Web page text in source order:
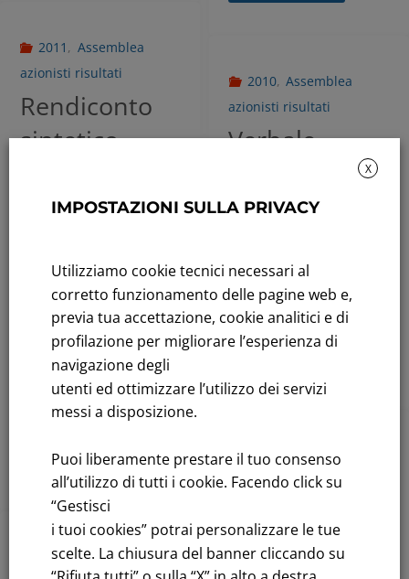
2011 , Assemblea
azionisti risultati
Rendiconto
sintetico
votazioni
a ordinaria e
straordinaria
del
29.04.2011
Maggio 3, 2011
Leggi tutto
2010, Assemblea
azionisti risultati
Verbale
degli azionisti
2010
Maggio 13, 2010
Leggi tutto
2009,Assemblea
azionisti risultati
assemblea
2008,Assemblea
X
IMPOSTAZIONI SULLA PRIVACY
Utilizziamo cookie tecnici necessari al
corretto funzionamento delle pagine web e,
previa tua accettazione, cookie analitici e di
profilazione per migliorare l’esperienza di
navigazione degli
utenti ed ottimizzare l’utilizzo dei servizi
messi a disposizione.
Puoi liberamente prestare il tuo consenso
all’utilizzo di tutti i cookie. Facendo click su
“Gestisci
i tuoi cookies” potrai personalizzare le tue
scelte. La chiusura del banner cliccando su